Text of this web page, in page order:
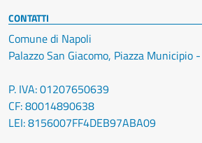
CONTATTI
Comune di Napoli
Palazzo San Giacomo, Piazza Municipio
P. IVA: 01207650639
CF: 80014890638
LEI: 8156007FF4DEB97ABA09